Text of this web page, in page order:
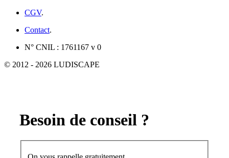
CGV.
Contact.
N° CNIL : 1761167 v 0
© 2012 - 2026 LUDISCAPE
Besoin de conseil ?